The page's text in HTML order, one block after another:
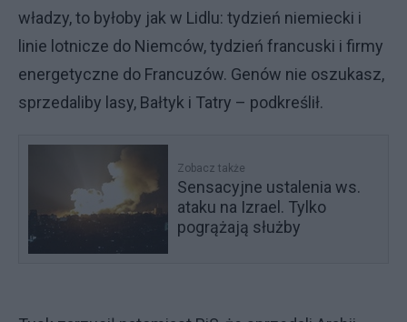
władzy, to byłoby jak w Lidlu: tydzień niemiecki i
linie lotnicze do Niemców, tydzień francuski i firmy
energetyczne do Francuzów. Genów nie oszukasz,
sprzedaliby lasy, Bałtyk i Tatry – podkreślił.
Zobacz także
Sensacyjne ustalenia ws.
ataku na Izrael. Tylko
pogrążają służby